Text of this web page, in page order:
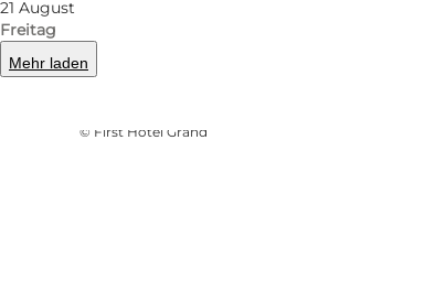
21 August
Freitag
Mehr laden
© First Hotel Grand